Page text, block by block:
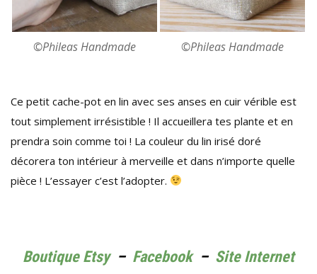
©Phileas Handmade ©Phileas Handmade
Ce petit cache-pot en lin avec ses anses en cuir vérible est
tout simplement irrésistible ! Il accueillera tes plante et en
prendra soin comme toi ! La couleur du lin irisé doré
décorera ton intérieur à merveille et dans n’importe quelle
pièce ! L’essayer c’est l’adopter.
Boutique Etsy– Facebook– Site Internet